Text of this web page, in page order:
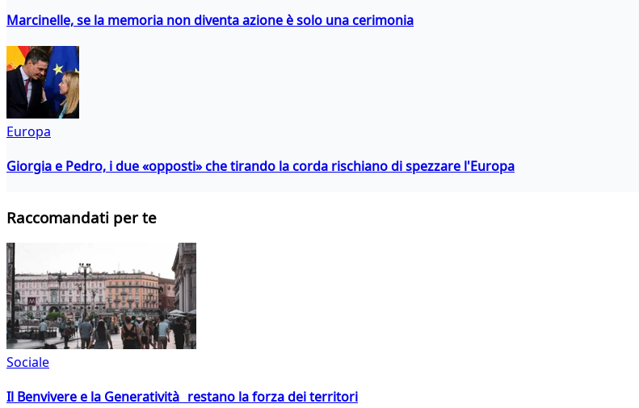
Marcinelle, se la memoria non diventa azione è solo una cerimonia
Europa
Giorgia e Pedro, i due «opposti» che tirando la corda rischiano di spezzare l'Europa
Raccomandati per te
Sociale
Il Benvivere e la Generatività restano la forza dei territori